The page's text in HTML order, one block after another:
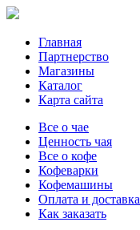
Главная
Партнерство
Магазины
Каталог
Карта сайта
Все о чае
Ценность чая
Все о кофе
Кофеварки
Кофемашины
Оплата и доставка
Как заказать